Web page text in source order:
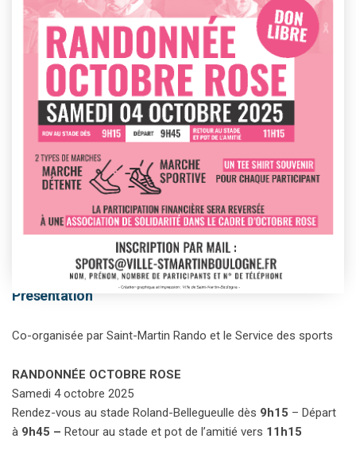
This event has passed.
Présentation
Co-organisée par Saint-Martin Rando et le Service des sports
RANDONNÉE OCTOBRE ROSE
Samedi 4 octobre 2025
Rendez-vous au stade Roland-Bellegueulle dès 9h15 – Départ
à 9h45 – Retour au stade et pot de l’amitié vers 11h15